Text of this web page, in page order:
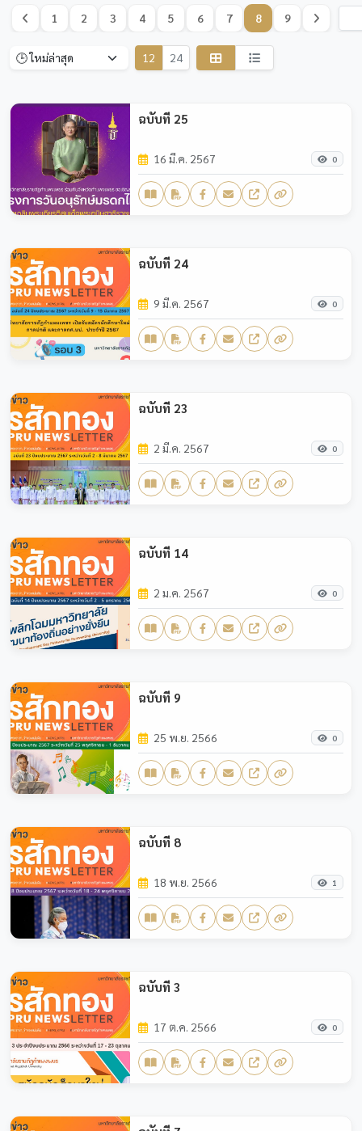
1 2 3 4 5 6 7 8 9
12 24
ฉบับที่ 25
16 มี.ค. 2567 0
ฉบับที่ 24
9 มี.ค. 2567 0
ฉบับที่ 23
2 มี.ค. 2567 0
ฉบับที่ 14
2 ม.ค. 2567 0
ฉบับที่ 9
25 พ.ย. 2566 0
ฉบับที่ 8
18 พ.ย. 2566 1
ฉบับที่ 3
17 ต.ค. 2566 0